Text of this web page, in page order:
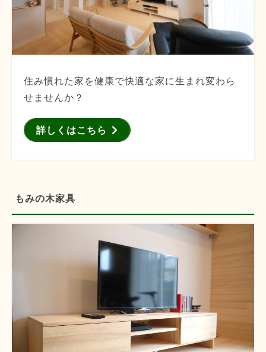
住み慣れた家を健康で快適な家に生まれ変わら
せませんか？
詳しくはこちら
もみの木家具